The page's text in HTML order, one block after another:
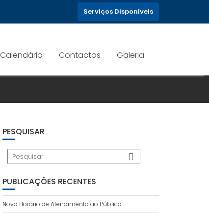
Serviços Disponíveis
Calendário Contactos Galeria
PESQUISAR
PUBLICAÇÕES RECENTES
Novo Horário de Atendimento ao Público